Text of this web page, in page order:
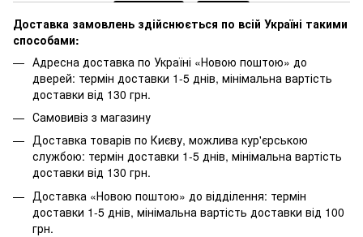
Доставка замовлень здійснюється по всій Україні такими
способами:
Адресна доставка по Україні «Новою поштою» до
дверей: термін доставки 1-5 днів, мінімальна вартість
доставки від 130 грн.
Самовивіз з магазину
Доставка товарів по Києву, можлива кур'єрською
службою: термін доставки 1-5 днів, мінімальна вартість
доставки від 130 грн.
Доставка «Новою поштою» до відділення: термін
доставки 1-5 днів, мінімальна вартість доставки від 100
грн.